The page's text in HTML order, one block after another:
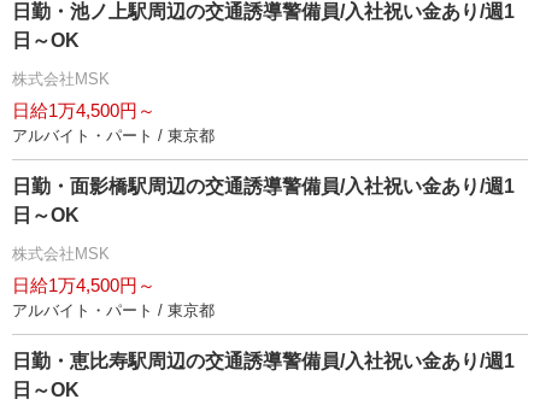
日勤・池ノ上駅周辺の交通誘導警備員/入社祝い金あり/週1
日～OK
株式会社MSK
日給1万4,500円～
アルバイト・パート / 東京都
日勤・面影橋駅周辺の交通誘導警備員/入社祝い金あり/週1
日～OK
株式会社MSK
日給1万4,500円～
アルバイト・パート / 東京都
日勤・恵比寿駅周辺の交通誘導警備員/入社祝い金あり/週1
日～OK